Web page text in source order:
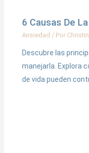
6 Causas De
Ansiedad / Por
Descubre las
manejarla. Explora
de vida pueden